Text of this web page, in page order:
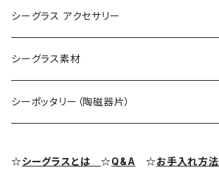
コレクション用シーグラス
シーグラス オブジェ・置物
シーグラス アクセサリー
シーグラス ネックレス
シーグラス ペンダントヘッド（トップ）
シーグラス素材
アクセサリー用シーグラス
シーポッタリー（陶磁器片）
☆シーグラスとは☆Q&A ☆お手入れ方法